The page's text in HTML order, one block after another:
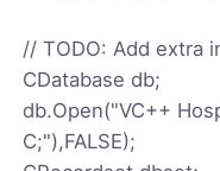
// TODO: Add extra
CDatabase db;
db.Open("VC++
C;"),FALSE);